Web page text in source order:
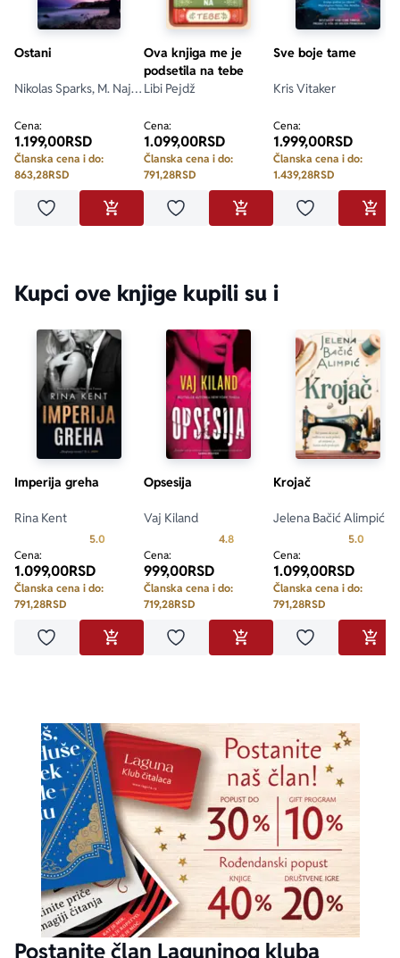
Ostani
Nikolas Sparks, M. Najt
Cena:
1.199,00RSD
Članska cena i do:
863,28RSD
Dodaj u omiljeneDODAJ U KORPU
Ova knjiga me je
podsetila na tebe
Libi Pejdž
Cena:
1.099,00RSD
Članska cena i do:
791,28RSD
Dodaj u omiljeneDODAJ U KORPU
Sve boje tame
Kris Vitaker
Cena:
1.999,00RSD
Članska cena i do:
1.439,28RSD
Dodaj u
Kupci ove knjige kupili su i
Imperija greha
Rina Kent
5.0 Prosecna ocena je 5.0 od 5
Cena:
1.099,00RSD
Članska cena i do:
791,28RSD
Dodaj u omiljeneDODAJ U KORPU
Opsesija
Vaj Kiland
4.8Prosecna ocena je 4.8 od 5
Cena:
999,00RSD
Članska cena i do:
719,28RSD
Dodaj u omiljeneDODAJ U KORPU
Krojač
Jelena Bačić Alimpić
5.0
Cena:
1.099,00RSD
Članska cena i do:
791,28RSD
Dodaj u
Postanite član Laguninog kluba